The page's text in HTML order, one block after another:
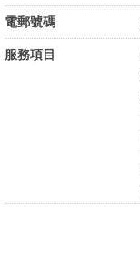
電郵號碼
服務項目